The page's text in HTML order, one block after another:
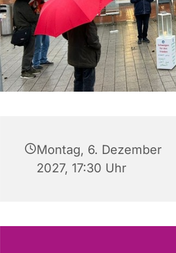
Montag, 6. Dezember
2027, 17:30 Uhr